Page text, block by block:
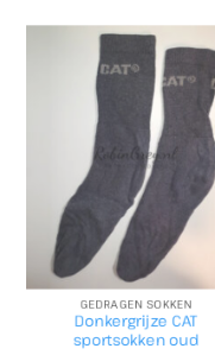
GEDRAGEN SOKKEN
Donkergrijze CAT
sportsokken oud